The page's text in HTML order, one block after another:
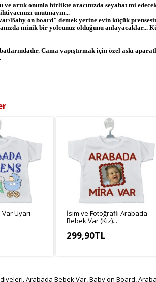
ve artık onunla birlikte aracınızda seyahat mi
unutmayın...
Baby on board" demek yerine evin küçük
minik bir yolcunuz olduğunu anlayacaklar...
Cama yapıştırmak için özel askı
Uyarı İsim ve Fotoğraflı Arabada
Bebek Var (Kız)...
299,90TL
,Arabada Bebek Var,Baby on Board,